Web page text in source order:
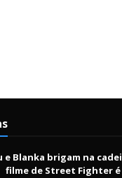
e Blanka brigam na
filme de Street Fighter